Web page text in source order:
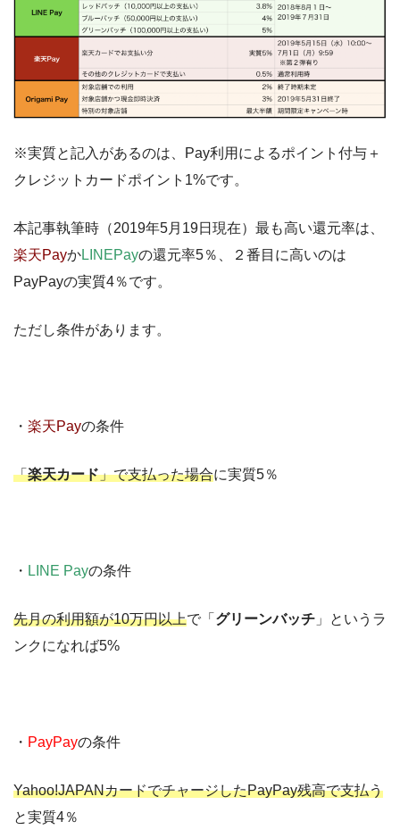
※実質と記入があるのは、Pay利用によるポイント付与＋
クレジットカードポイント1%です。
本記事執筆時（2019年5月19日現在）最も高い還元率は、
楽天PayかLINEPayの還元率5％、２番目に高いのは
PayPayの実質4％です。
ただし条件があります。
・ 楽天Payの条件
「楽天カード」で支払った場合に実質5％
・ LINE Payの条件
先月の利用額が10万円以上で「 グリーンバッチ 」というラ
ンクになれば5%
・ PayPayの条件
Yahoo!JAPANカードでチャージしたPayPay残高で支払う
と実質4％